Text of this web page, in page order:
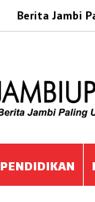
Berita Jambi
PENDIDIKAN